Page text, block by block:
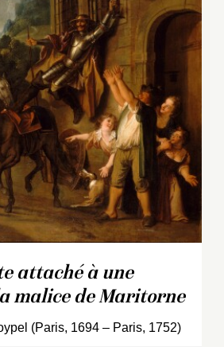
attaché à une
malice de Maritorne
(Paris, 1694 – Paris, 1752)